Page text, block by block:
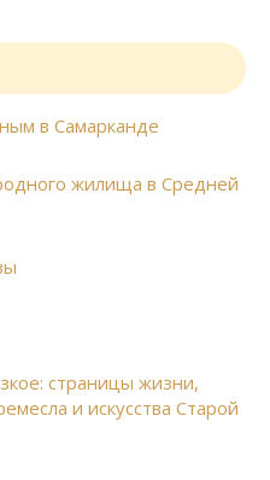
в Самарканде
жилища в Средней
страницы жизни,
и искусства Старой